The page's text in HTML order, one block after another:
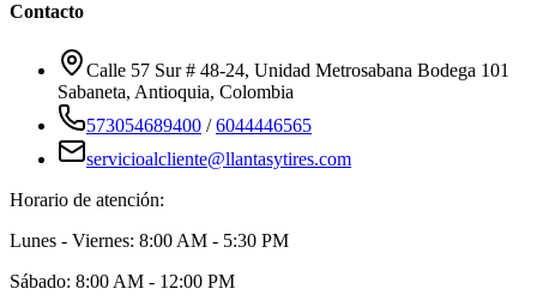
Contacto
Calle 57 Sur # 48-24, Unidad Metrosabana Bodega 101
Sabaneta, Antioquia, Colombia
573054689400 /6044446565
servicioalcliente@llantasytires.com
Horario de atención:
Lunes - Viernes: 8:00 AM - 5:30 PM
Sábado: 8:00 AM - 12:00 PM